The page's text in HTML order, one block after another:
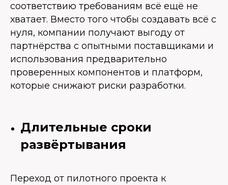
соответствию требованиям всё ещё не
хватает. Вместо того чтобы создавать всё с
нуля, компании получают выгоду от
партнёрства с опытными поставщиками и
использования предварительно
проверенных компонентов и платформ,
которые снижают риски разработки.
Длительные сроки
развёртывания
Переход от пилотного проекта к